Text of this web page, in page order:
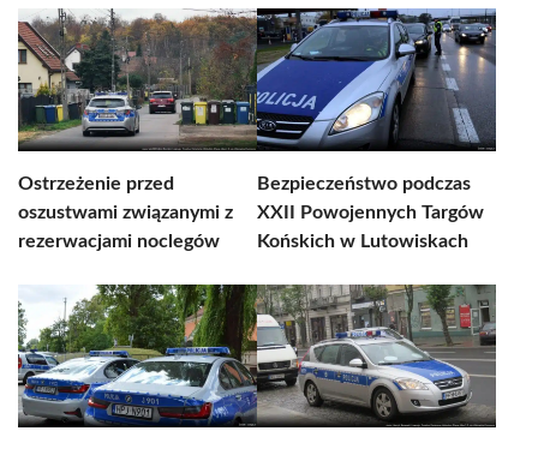
Ostrzeżenie przed
oszustwami związanymi z
rezerwacjami noclegów
Bezpieczeństwo podczas
XXII Powojennych Targów
Końskich w Lutowiskach